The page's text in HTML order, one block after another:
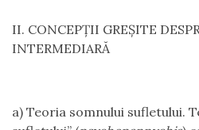
II. CONCEPȚII GREȘITE
INTERMEDIARĂ
a) Teoria somnului sufletului.